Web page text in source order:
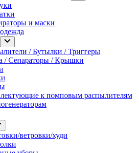
и маски
/ Бутылки / Триггеры
/ Сепараторы / Крышки
к помповым распылителям
ветровки/худи